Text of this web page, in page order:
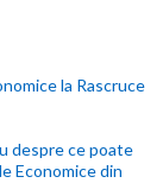
la Rascruce
despre ce poate
Economice din